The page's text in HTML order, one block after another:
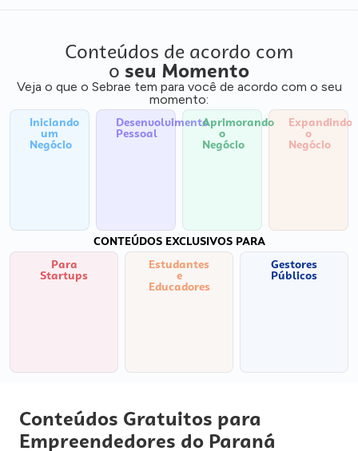
Conteúdos de acordo com
o seu Momento
Veja o que o Sebrae tem para você de acordo com o seu
momento:
Iniciando
um
Negócio
Desenvolvimento
Pessoal
Aprimorando
o
Negócio
Expandindo
o
Negócio
CONTEÚDOS EXCLUSIVOS PARA
Para
Startups
Estudantes
e
Educadores
Gestores
Públicos
Conteúdos Gratuitos para
Empreendedores do Paraná